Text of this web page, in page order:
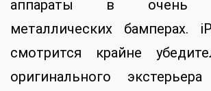
аппараты в очень
металлических бамперах.
смотрится крайне
оригинального